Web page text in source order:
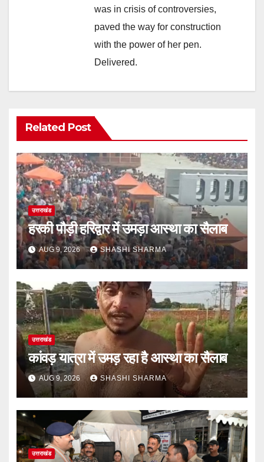
was in crisis of controversies,
paved the way for construction
with the power of her pen.
Delivered.
Related Post
उत्तराखंड
हरकी पौड़ी हरिद्वार में उमड़ा आस्था का सैलाब
AUG 9, 2026 SHASHI SHARMA
उत्तराखंड
कांवड़ यात्रा में उमड़ रहा है आस्था का सैलाब
AUG 9, 2026 SHASHI SHARMA
उत्तराखंड